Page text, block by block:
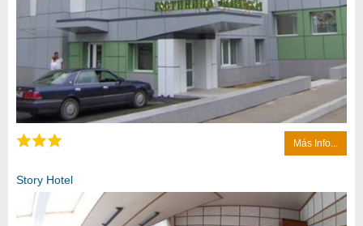
Más Info...
Story Hotel